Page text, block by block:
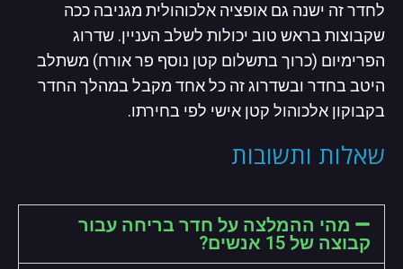
לחדר זה ישנה גם אופציה אלכוהולית מגניבה ככה
שקבוצות בראש טוב יכולות לשלב העניין. שדרוג
הפרימיום (כרוך בתשלום קטן נוסף פר אורח) משתלב
היטב בחדר ובשדרוג זה כל אחד מקבל במהלך החדר
בקבוקון אלכוהול קטן אישי לפי בחירתו.
שאלות ותשובות
מהי ההמלצה על חדר בריחה עבור
קבוצה של 15 אנשים?